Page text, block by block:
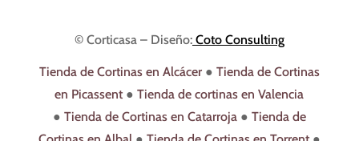
© Corticasa – Diseño: Coto Consulting
Tienda de Cortinas en Alcácer● Tienda de Cortinas
en Picassent●Tienda de cortinas en Valencia
● Tienda de Cortinas en Catarroja● Tienda de